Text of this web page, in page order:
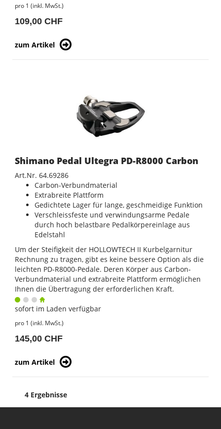
pro 1 (inkl. MwSt.)
109,00 CHF
zum Artikel
Shimano Pedal Ultegra PD-R8000 Carbon
Art.Nr. 64.69286
Carbon-Verbundmaterial
Extrabreite Plattform
Gedichtete Lager für lange, geschmeidige Funktion
Verschleissfeste und verwindungsarme Pedale
durch hoch belastbare Pedalkörpereinlage aus
Edelstahl
Um der Steifigkeit der HOLLOWTECH II Kurbelgarnitur
Rechnung zu tragen, gibt es keine bessere Option als die
leichten PD-R8000-Pedale. Deren Körper aus Carbon-
Verbundmaterial und extrabreite Plattform ermöglichen
Ihnen die Übertragung der erforderlichen Kraft.
sofort im Laden verfügbar
pro 1 (inkl. MwSt.)
145,00 CHF
zum Artikel
4 Ergebnisse